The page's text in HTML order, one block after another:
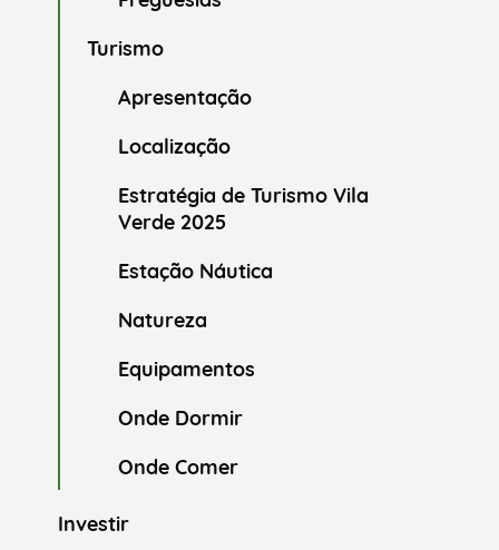
Turismo
Apresentação
Localização
Estratégia de Turismo Vila
Verde 2025
Estação Náutica
Natureza
Equipamentos
Onde Dormir
Onde Comer
Investir